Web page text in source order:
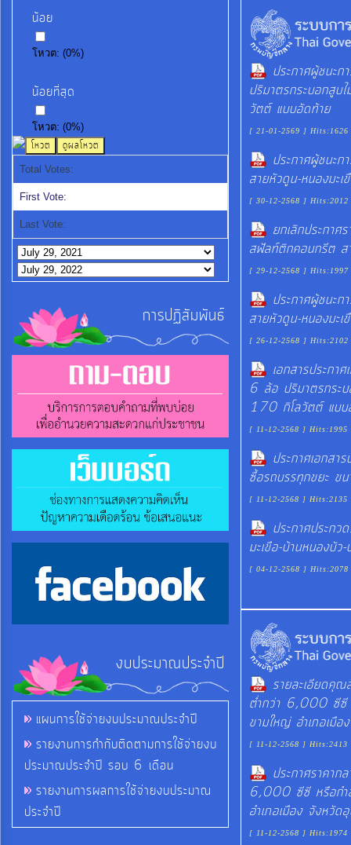
น้อย
โหวต: (0%)
น้อยที่สุด
โหวต: (0%)
Total Votes:
First Vote:
Last Vote:
การปฏิสัมพันธ์
งบประมาณประจำปี
แผนการใช้จ่ายงบประมาณประจำปี
รายงานการกำกับติดตามการใช้จ่ายงบ
ประมาณประจำปี รอบ 6 เดือน
รายงานการผลการใช้จ่ายงบประมาณ
ประจำปี
ประกาศผู้ชนะ
ปริมาตรกระบอกสู
วัตต์ แบบอัดท้าย
[ 21-01-2569 ] Hits:1626
ประกาศผู้ชนะก
สายหัวดูน-หนองมะ
[ 30-12-2568 ] Hits:2012
ยกเลิกประกาศ
สฟัลท์ติกคอนกรีต ส
[ 29-12-2568 ] Hits:1997
ประกาศผู้ชนะก
สายหัวดูน-หนองมะ
[ 26-12-2568 ] Hits:2102
เอกสารประก
6 ล้อ ปริมาตรกระ
170 กิโลวัตต์ แบบ
[ 11-12-2568 ] Hits:1995
ประกาศเอกสา
ซื้อรถบรรทุกขยะ
[ 11-12-2568 ] Hits:2135
ประกาศประก
มะเขือ-บ้านหนองบั
[ 04-12-2568 ] Hits:2078
รายละเอียดคุ
ต่ำกว่า 6,000 ซีซี
ขามใหญ่ อำเภอเมื
[ 11-12-2568 ] Hits:2413
ประกาศราคา
6,000 ซีซี หรือกำ
อำเภอเมือง จังหวั
[ 11-12-2568 ] Hits:1974